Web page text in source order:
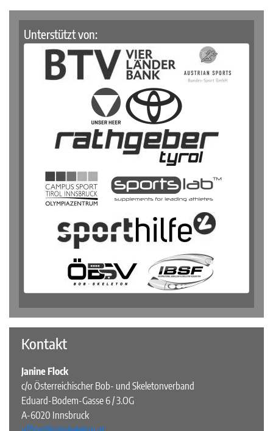
Unterstützt von:
Kontakt
Janine Flock
c/o Österreichischer Bob- und Skeletonverband
Eduard-Bodem-Gasse 6 / 3.OG
A-6020 Innsbruck